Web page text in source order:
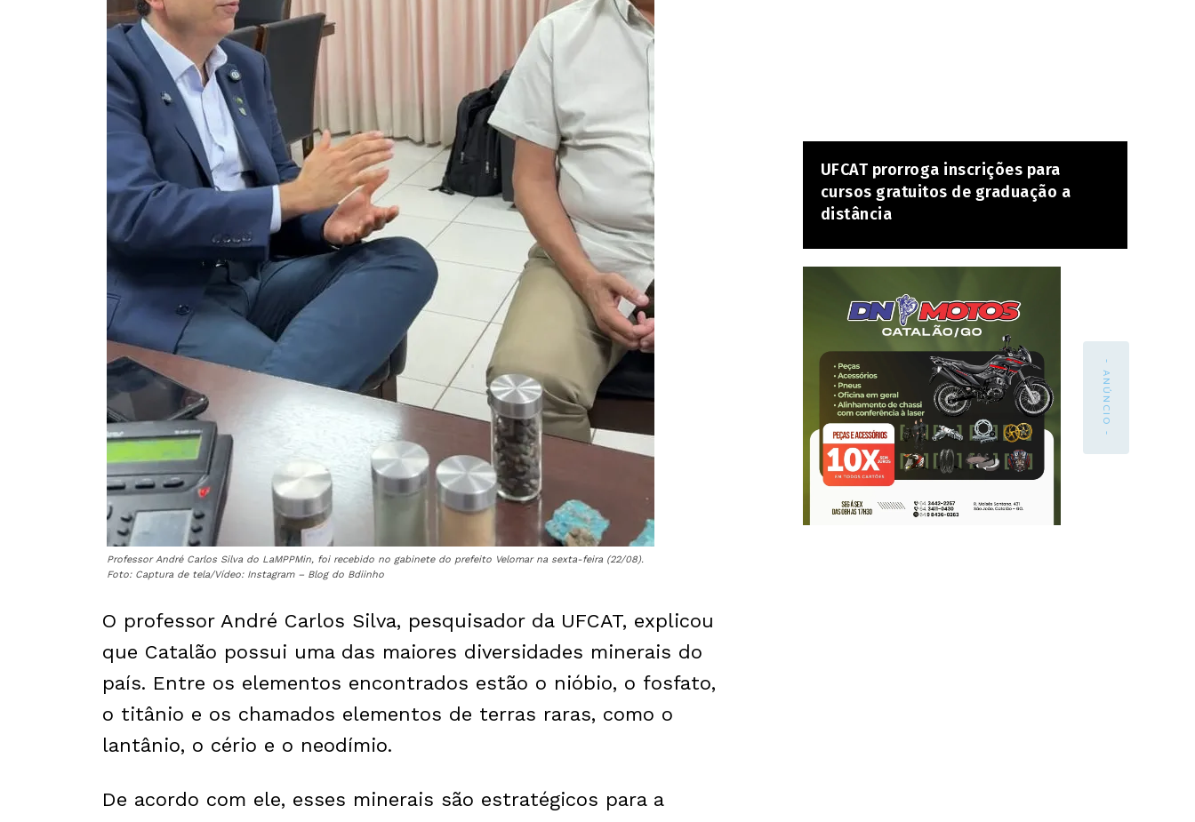
Professor André Carlos Silva do LaMPPMin, foi recebido no gabinete do prefeito Velomar na sexta-feira (22/08).
Foto: Captura de tela/Vídeo: Instagram – Blog do Bdiinho
O professor André Carlos Silva, pesquisador da UFCAT, explicou
que Catalão possui uma das maiores diversidades minerais do
país. Entre os elementos encontrados estão o nióbio, o fosfato,
o titânio e os chamados elementos de terras raras, como o
lantânio, o cério e o neodímio.
De acordo com ele, esses minerais são estratégicos para a
UFCAT prorroga inscrições para
cursos gratuitos de graduação a
distância
- ANÚNCIO -